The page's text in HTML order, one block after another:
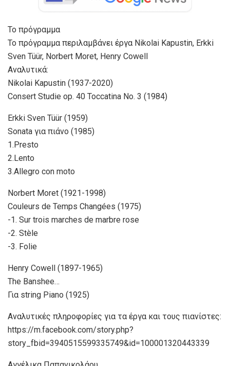
Το πρόγραμμα
Το πρόγραμμα περιλαμβάνει έργα Nikolai Kapustin, Erkki
Sven Tüür, Norbert Moret, Henry Cowell
Αναλυτικά:
Nikolai Kapustin (1937-2020)
Consert Studie op. 40 Toccatina Nο. 3 (1984)
Erkki Sven Tüür (1959)
Sonata για πιάνο (1985)
1.Presto
2.Lento
3.Allegro con moto
Norbert Moret (1921-1998)
Couleurs de Temps Changées (1975)
-1. Sur trois marches de marbre rose
-2. Stèle
-3. Folie
Henry Cowell (1897-1965)
The Banshee…
Για string Piano (1925)
Αναλυτικές πληροφορίες για τα έργα και τους πιανίστες:
https://m.facebook.com/story.php?
story_fbid=3940515599335749&id=100001320443339